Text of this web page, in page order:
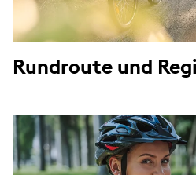
Rundroute und